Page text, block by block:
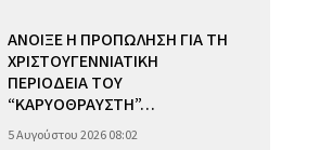
ΑΝΟΙΞΕ Η ΠΡΟΠΩΛΗΣΗ ΓΙΑ ΤΗ
ΧΡΙΣΤΟΥΓΕΝΝΙΑΤΙΚΗ
ΠΕΡΙΟΔΕΙΑ ΤΟΥ
“ΚΑΡΥΟΘΡΑΥΣΤΗ”…
5 Αυγούστου 2026 08:02